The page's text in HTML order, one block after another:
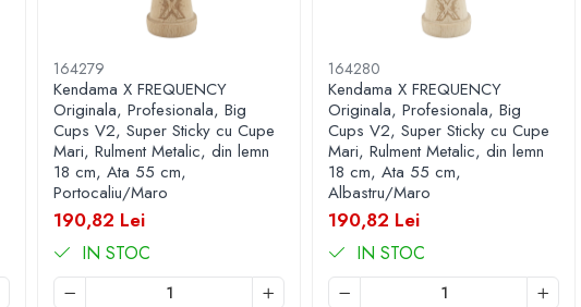
164279
Kendama X FREQUENCY
Originala, Profesionala, Big
Cups V2, Super Sticky cu Cupe
Mari, Rulment Metalic, din lemn
18 cm, Ata 55 cm,
Portocaliu/Maro
190,82 Lei
IN STOC
164280
Kendama X FREQUENCY
Originala, Profesionala, Big
Cups V2, Super Sticky cu Cupe
Mari, Rulment Metalic, din lemn
18 cm, Ata 55 cm,
Albastru/Maro
190,82 Lei
IN STOC